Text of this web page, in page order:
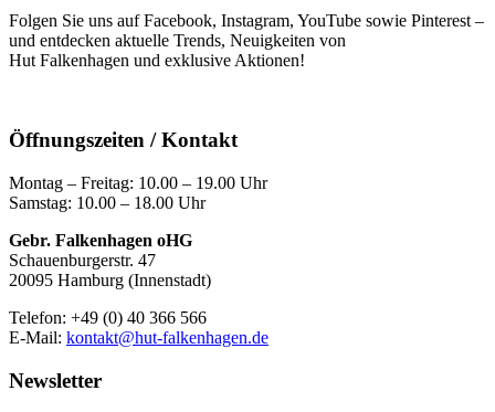
Folgen Sie uns auf Facebook, Instagram, YouTube sowie Pinterest –
und entdecken aktuelle Trends, Neuigkeiten von
Hut Falkenhagen und exklusive Aktionen!
Öffnungszeiten / Kontakt
Montag – Freitag: 10.00 – 19.00 Uhr
Samstag: 10.00 – 18.00 Uhr
Gebr. Falkenhagen oHG
Schauenburgerstr. 47
20095 Hamburg (Innenstadt)
Telefon: +49 (0) 40 366 566
E-Mail: kontakt@hut-falkenhagen.de
Newsletter